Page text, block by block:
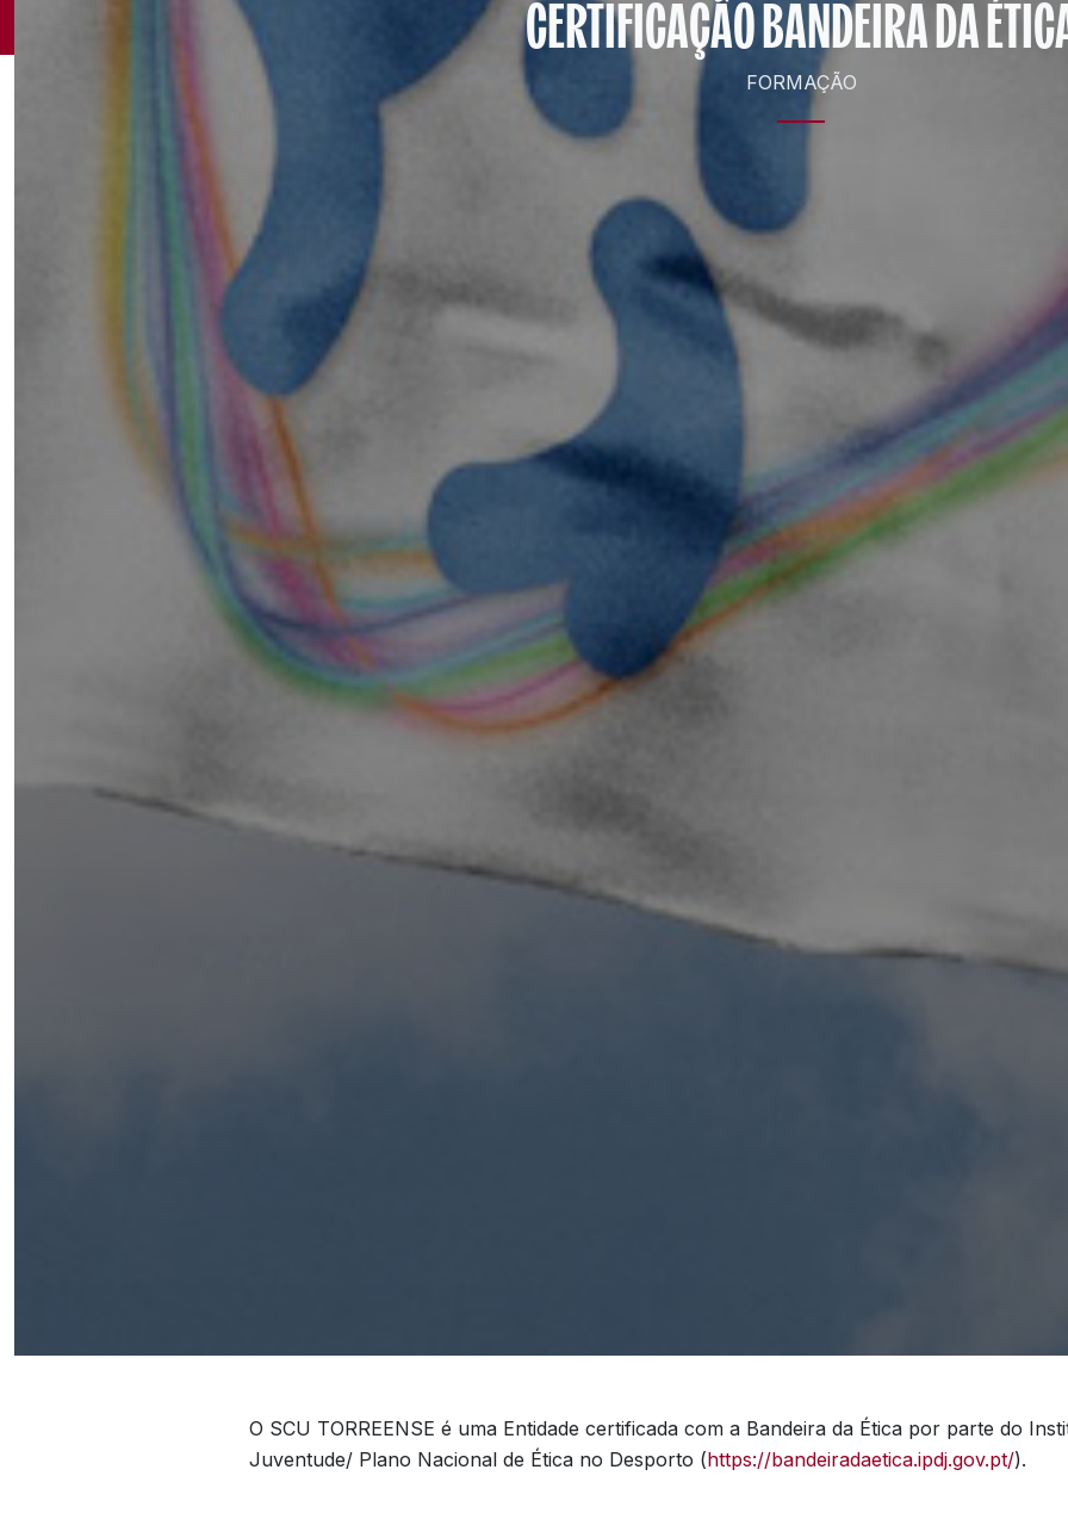
CERTIFICAÇÃO BANDEIRA DA
FORMAÇÃO
O SCU TORREENSE é uma Entidade certificada com a Bandeira da Ética por parte do
Juventude/ Plano Nacional de Ética no Desporto (https://bandeiradaetica.ipdj.gov.pt/).